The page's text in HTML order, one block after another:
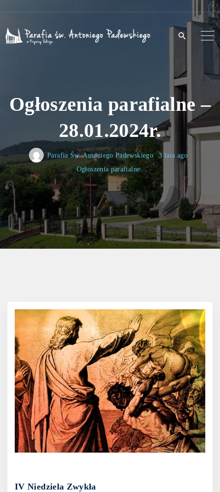
n
Ogłoszenia parafialne –
28.01.2024r.
Parafia Św. Antoniego Padewskiego
3 lata ago
Ogłoszenia parafialne
IV Niedziela Zwykła